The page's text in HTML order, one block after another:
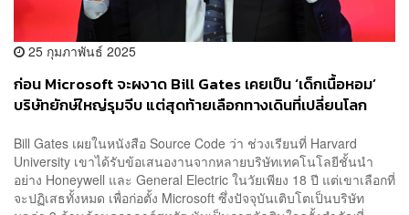
25 กุมภาพันธ์ 2025
ก่อน Microsoft จะผงาด Bill Gates เคยเป็น ‘เด็กเนื้อหอม’
บริษัทยักษ์ใหญ่รุมจีบ แต่สุดท้ายเลือกทางเดินที่เปลี่ยนโลก
Bill Gates เผยในหนังสือ Source Code ว่า ช่วงเรียนที่ Harvard
University เขาได้รับข้อเสนองานจากหลายบริษัทเทคโนโลยีชั้นนำ
อย่าง Honeywell และ General Electric ในวัยเพียง 18 ปี แต่เขาเลือกที่
จะปฏิเสธทั้งหมด เพื่อก่อตั้ง Microsoft ซึ่งปัจจุบันเติบโตเป็นบริษัท